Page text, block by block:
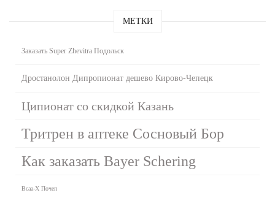
МЕТКИ
Заказать Super Zhevitra Подольск
Дростанолон Дипропионат дешево Кирово-Чепецк
Ципионат со скидкой Казань
Тритрен в аптеке Сосновый Бор
Как заказать Bayer Schering
Bcaa-X Почеп